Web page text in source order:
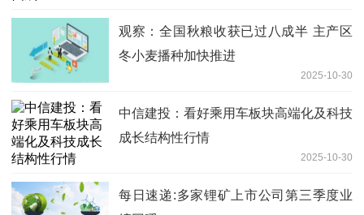
观察：全国秋粮收获已过八成半 主产区
冬小麦播种加快推进
2025-10-30
中信建投：看好乘用车板块高端化及科技
成长结构性行情
2025-10-30
每日速递:多家锂矿上市公司第三季度业